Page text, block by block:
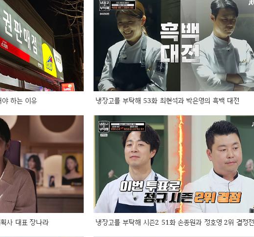
하는 이유 냉장고를 부탁해 53화 최현석과 박은영의 흑백 대전
사 대표 장나라 냉장고를 부탁해 시즌2 51화 손종원과 정호영 2위 결정전